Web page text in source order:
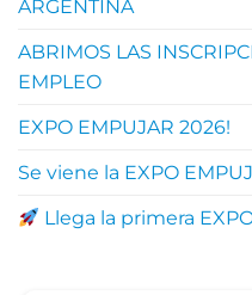
ARGENTINA
ABRIMOS LAS
EMPLEO
EXPO EMPUJAR 2026!
Se viene la EXPO
Llega la primera